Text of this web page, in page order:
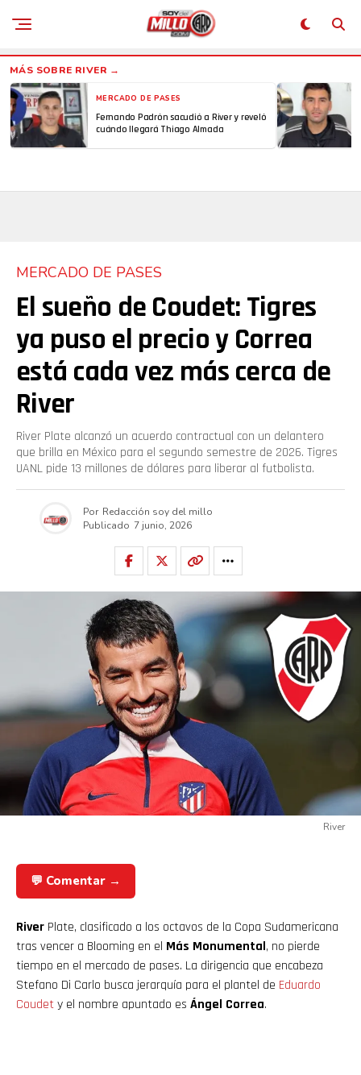
MERCADO DE PASES
Fernando Padrón sacudió a River y reveló
cuándo llegará Thiago Almada
MERCADO DE PASES
El sueño de Coudet: Tigres
ya puso el precio y Correa
está cada vez más cerca de
River
River Plate alcanzó un acuerdo contractual con un delantero
que brilla en México para el segundo semestre de 2026. Tigres
UANL pide 13 millones de dólares para liberar al futbolista.
Por Redacción soy del millo
Publicado 7 junio, 2026
River
💬 Comentar →
River Plate, clasificado a los octavos de la Copa Sudamericana
tras vencer a Blooming en el Más Monumental, no pierde
tiempo en el mercado de pases. La dirigencia que encabeza
Stefano Di Carlo busca jerarquía para el plantel de Eduardo
Coudety el nombre apuntado es Ángel Correa.